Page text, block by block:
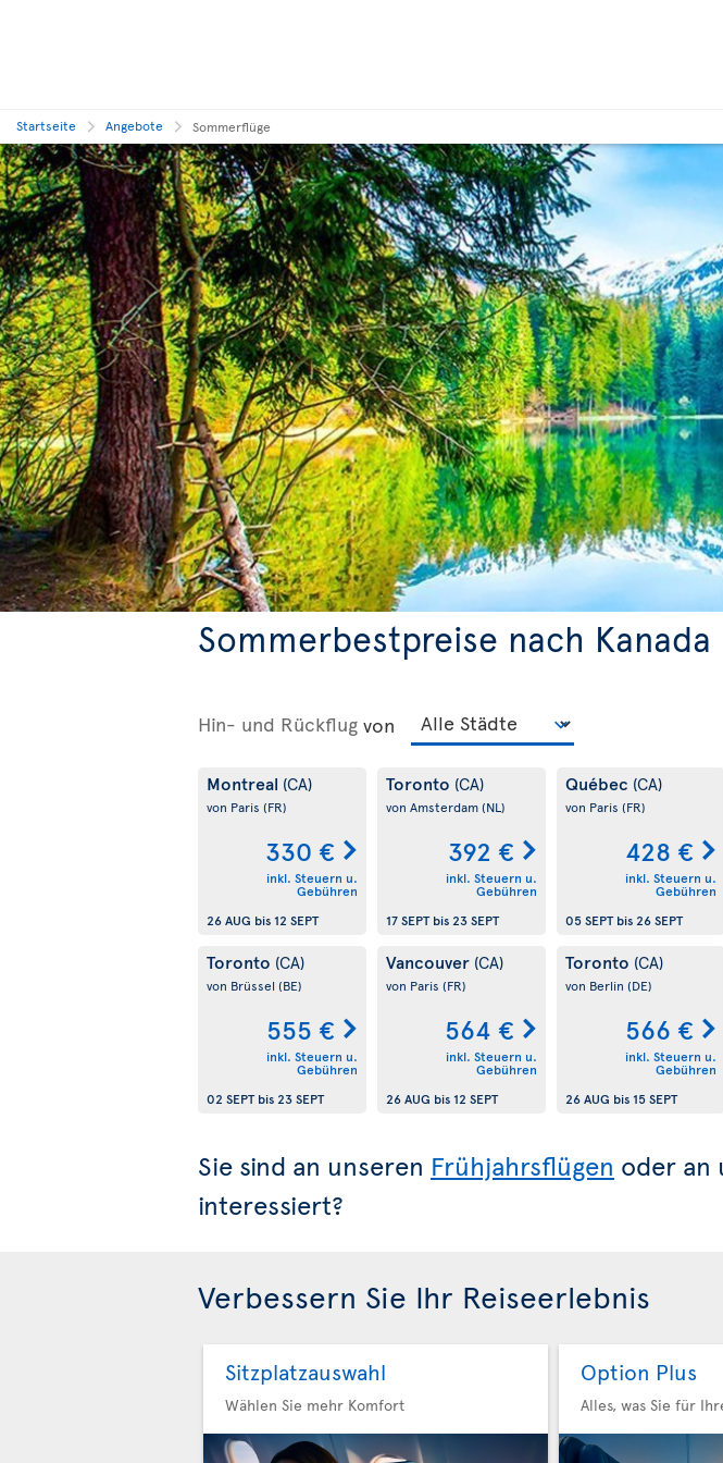
Startseite Angebote Sommerflüge
Sommerbestpreise nach Kanada
Hin- und Rückflug von
Montreal (CA)
von Paris (FR)
330 €
inkl. Steuern u.
Gebühren
26 AUG bis 12 SEPT
Toronto (CA)
von Amsterdam(NL)
392 €
inkl. Steuern u.
Gebühren
17 SEPTbis23 SEPT
Québec (CA)
von Paris (FR)
428 €
inkl. Steuern u.
Gebühren
05 SEPTbis26 SEPT
Toronto (CA)
von Brüssel (BE)
555 €
inkl. Steuern u.
Gebühren
02 SEPTbis23 SEPT
Vancouver (CA)
von Paris (FR)
564 €
inkl. Steuern u.
Gebühren
26 AUG bis 12 SEPT
Toronto (CA)
von Berlin (DE)
566 €
inkl. Steuern u.
Gebühren
26 AUG bis 15 SEPT
Sie sind an unseren Frühjahrsflügen oder an
interessiert?
Verbessern Sie Ihr Reiseerlebnis
Sitzplatzauswahl
Wählen Sie mehr Komfort
Option Plus
Alles, was Sie für